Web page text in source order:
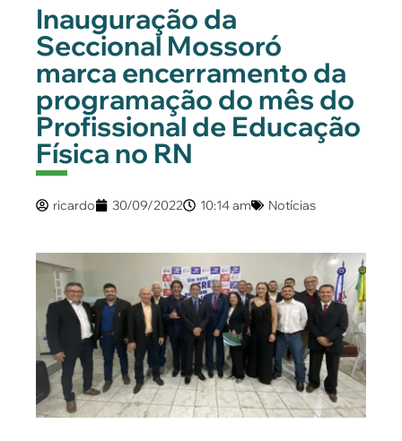
Inauguração da
Seccional Mossoró
marca encerramento da
programação do mês do
Profissional de Educação
Física no RN
ricardo 30/09/2022 10:14 am Notícias